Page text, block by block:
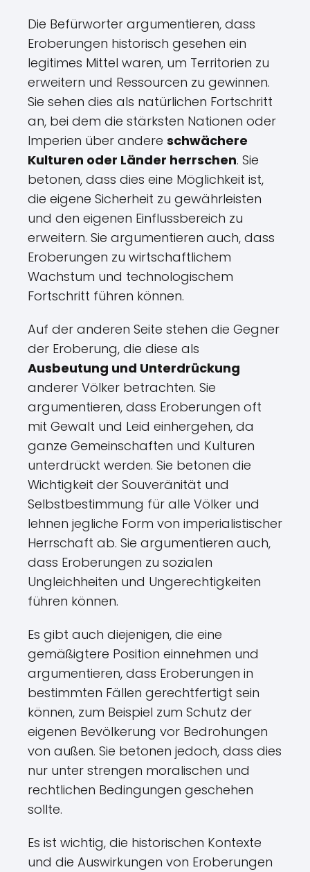
Die Befürworter argumentieren, dass
Eroberungen historisch gesehen ein
legitimes Mittel waren, um Territorien zu
erweitern und Ressourcen zu gewinnen.
Sie sehen dies als natürlichen Fortschritt
an, bei dem die stärksten Nationen oder
Imperien über andere schwächere
Kulturen oder Länder herrschen. Sie
betonen, dass dies eine Möglichkeit ist,
die eigene Sicherheit zu gewährleisten
und den eigenen Einflussbereich zu
erweitern. Sie argumentieren auch, dass
Eroberungen zu wirtschaftlichem
Wachstum und technologischem
Fortschritt führen können.
Auf der anderen Seite stehen die Gegner
der Eroberung, die diese als
Ausbeutung und Unterdrückung
anderer Völker betrachten. Sie
argumentieren, dass Eroberungen oft
mit Gewalt und Leid einhergehen, da
ganze Gemeinschaften und Kulturen
unterdrückt werden. Sie betonen die
Wichtigkeit der Souveränität und
Selbstbestimmung für alle Völker und
lehnen jegliche Form von imperialistischer
Herrschaft ab. Sie argumentieren auch,
dass Eroberungen zu sozialen
Ungleichheiten und Ungerechtigkeiten
führen können.
Es gibt auch diejenigen, die eine
gemäßigtere Position einnehmen und
argumentieren, dass Eroberungen in
bestimmten Fällen gerechtfertigt sein
können, zum Beispiel zum Schutz der
eigenen Bevölkerung vor Bedrohungen
von außen. Sie betonen jedoch, dass dies
nur unter strengen moralischen und
rechtlichen Bedingungen geschehen
sollte.
Es ist wichtig, die historischen Kontexte
und die Auswirkungen von Eroberungen